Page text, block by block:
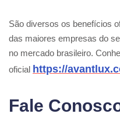
São diversos os benefícios
das maiores empresas do
no mercado brasileiro.
oficial https://
Fale